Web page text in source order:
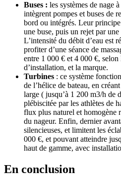
Buses : les systèmes de nage
intègrent pompes et buses de
bord ou intégrés. Leur
une buse, puis un rejet par
L’intensité du débit d’eau est
profiter d’une séance de
entre 1 000 € et 4 000 €, selon
d’installation, et la marque.
Turbines : ce système
de l’hélice de bateau, en
large ( jusqu’à 1 200 m3/h de
plébiscitée par les athlètes de
flux plus naturel et homogène
du nageur. Enfin, dernier
silencieuses, et limitent les
000 €, et pouvant atteindre
haut de gamme, avec
En conclusion